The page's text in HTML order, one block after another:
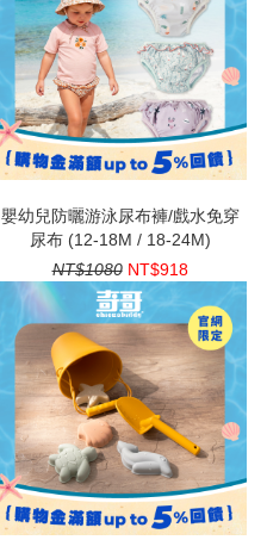
嬰幼兒防曬游泳尿布褲/戲水免穿
尿布 (12-18M / 18-24M)
NT$1080 NT$918